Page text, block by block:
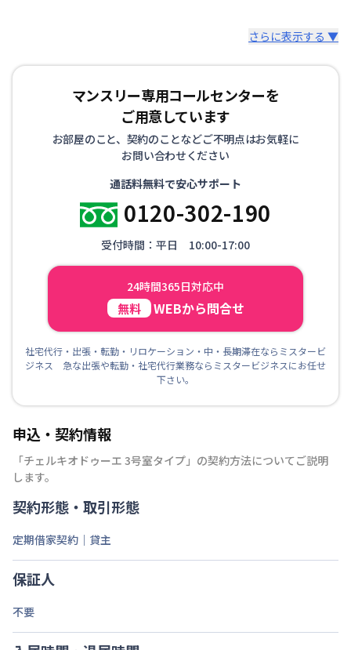
※お布団類は全て羽毛布団を設置。人数に合わせて敷
布団も追加可能です。
その他、調理器具セット、生活用品セット、お掃除セ
ットなどをオプションでご用意しています。
さらに表示する ▼
マンスリー専用コールセンターを
ご用意しています
お部屋のこと、契約のことなどご不明点はお気軽に
お問い合わせください
通話料無料で安心サポート
0120-302-190
受付時間：平日 10:00-17:00
24時間365日対応中
無料 WEBから問合せ
社宅代行・出張・転勤・リロケーション・中・長期滞在ならミスタービ
ジネス 急な出張や転勤・社宅代行業務ならミスタービジネスにお任せ
下さい。
申込・契約情報
「チェルキオドゥーエ 3号室タイプ 」の契約方法についてご説明
します。
契約形態・取引形態
定期借家契約｜貸主
保証人
不要